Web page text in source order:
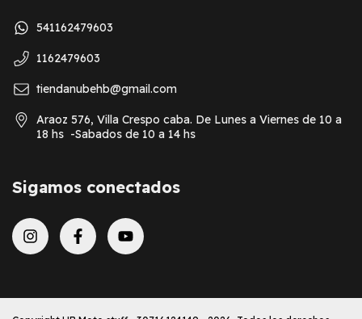
541162479603
1162479603
tiendanubehb@gmail.com
Araoz 576, Villa Crespo caba. De Lunes a Viernes de 10 a
18 hs -Sabados de 10 a 14 hs
Sigamos conectados